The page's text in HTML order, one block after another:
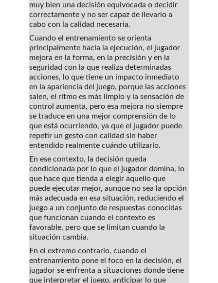
muy bien una decisión equivocada o decidir
correctamente y no ser capaz de llevarlo a
cabo con la calidad necesaria.
Cuando el entrenamiento se orienta
principalmente hacia la ejecución, el jugador
mejora en la forma, en la precisión y en la
seguridad con la que realiza determinadas
acciones, lo que tiene un impacto inmediato
en la apariencia del juego, porque las acciones
salen, el ritmo es más limpio y la sensación de
control aumenta, pero esa mejora no siempre
se traduce en una mejor comprensión de lo
que está ocurriendo, ya que el jugador puede
repetir un gesto con calidad sin haber
entendido realmente cuándo utilizarlo.
En ese contexto, la decisión queda
condicionada por lo que el jugador domina, lo
que hace que tienda a elegir aquello que
puede ejecutar mejor, aunque no sea la opción
más adecuada en esa situación, reduciendo el
juego a un conjunto de respuestas conocidas
que funcionan cuando el contexto es
favorable, pero que se limitan cuando la
situación cambia.
En el extremo contrario, cuando el
entrenamiento pone el foco en la decisión, el
jugador se enfrenta a situaciones donde tiene
que interpretar el juego, anticipar lo que